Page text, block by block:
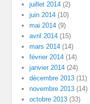
juillet 2014 (2)
juin 2014 (10)
mai 2014 (9)
avril 2014 (15)
mars 2014 (14)
février 2014 (14)
janvier 2014 (24)
décembre 2013 (11)
novembre 2013 (14)
octobre 2013 (33)